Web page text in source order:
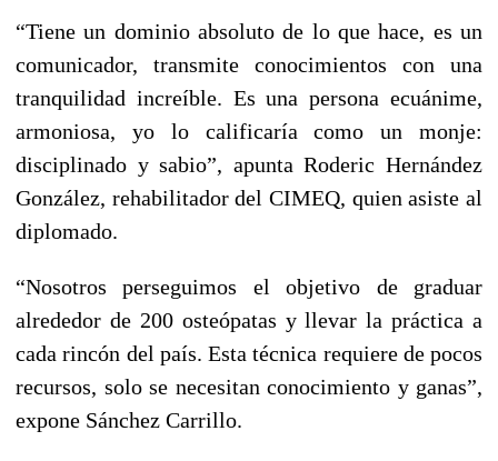
“Tiene un dominio absoluto de lo que hace, es un
comunicador, transmite conocimientos con una
tranquilidad increíble. Es una persona ecuánime,
armoniosa, yo lo calificaría como un monje:
disciplinado y sabio”, apunta Roderic Hernández
González, rehabilitador del CIMEQ, quien asiste al
diplomado.
“Nosotros perseguimos el objetivo de graduar
alrededor de 200 osteópatas y llevar la práctica a
cada rincón del país. Esta técnica requiere de pocos
recursos, solo se necesitan conocimiento y ganas”,
expone Sánchez Carrillo.